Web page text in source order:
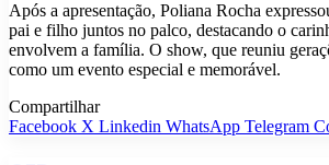
Após a apresentação, Poliana Rocha
pai e filho juntos no palco, destacando o
envolvem a família. O show, que reuniu
como um evento especial e memorável.
Compartilhar
Facebook X Linkedin WhatsApp Telegram